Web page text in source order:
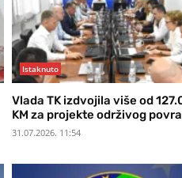
Istaknuto
Vlada TK izdvojila više od
KM za projekte održivog
31.07.2026. 11:54